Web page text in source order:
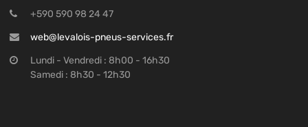
+590 590 98 24 47
web@levalois-pneus-services.fr
Lundi - Vendredi : 8h00 - 16h30
Samedi : 8h30 - 12h30